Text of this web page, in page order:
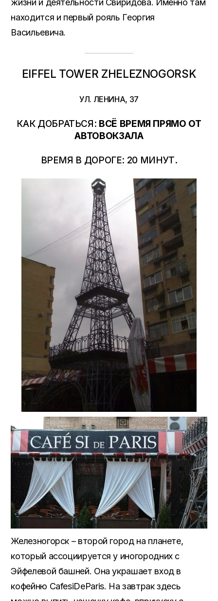
жизни и деятельности Свиридова. Именно там
находится и первый рояль Георгия
Васильевича.
EIFFEL TOWER ZHELEZNOGORSK
УЛ. ЛЕНИНА, 37
КАК ДОБРАТЬСЯ: ВСЁ ВРЕМЯ ПРЯМО ОТ
АВТОВОКЗАЛА
ВРЕМЯ В ДОРОГЕ: 20 МИНУТ.
Железногорск – второй город на планете,
который ассоциируется у иногородних с
Эйфелевой башней. Она украшает вход в
кофейню CafesiDeParis. На завтрак здесь